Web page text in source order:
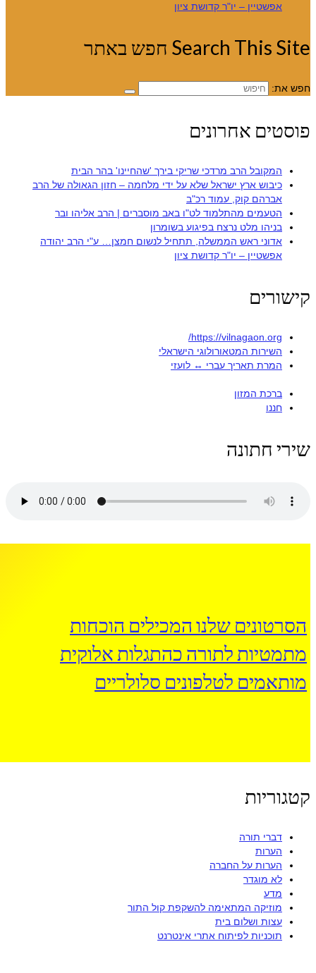
אפשטיין – יו"ר קדושת ציון
Search This Site חפש באתר
חפש את:
פוסטים אחרונים
המקובל הרב מרדכי שריקי בירך 'שהחיינו' בהר הבית
כיבוש ארץ ישראל שלא על ידי מלחמה – חזון הגאולה של הרב
אברהם קוק, עמוד רכ"ב
הטעמים מהתלמוד לט"ו באב מוסברים | הרב אליהו ובר
בניהו מלט נרצח בפיגוע בשומרון
אדוני ראש הממשלה, תתחיל לנשום חמצן… ע"י הרב יהודה
אפשטיין – יו"ר קדושת ציון
קישורים
https://vilnagaon.org/
השירות המטאורולוגי הישראלי
המרת תאריך עברי ↔ לועזי
ברכת המזון
חננו
שירי חתונה
הסרטונים שלנו המכילים הוכחות
מתמטיות לתורה כהתגלות אלוקית
מותאמים לטלפונים סלולריים
קטגוריות
דברי תורה
הערות
הערות על החברה
לא מוגדר
מדע
מוזיקה המתאימה להשקפת קול התור
עצות ושלום בית
תוכניות לפיתוח אתרי אינטרנט